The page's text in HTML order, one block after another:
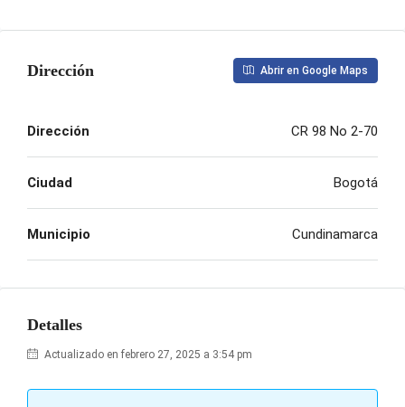
Dirección Abrir en Google Maps
Dirección CR 98 No 2-70
Ciudad Bogotá
Municipio Cundinamarca
Detalles
Actualizado en febrero 27, 2025 a 3:54 pm